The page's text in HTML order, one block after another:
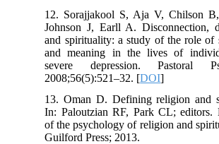
12. Sorajjakool S, Aja V, Chilson
Johnson J, Earll A. Disconnection,
and spirituality: a study of the role
and meaning in the lives of
severe depression. Pastoral
2008;56(5):521–32. [DOI
13. Oman D. Defining religion and
In: Paloutzian RF, Park CL; editors.
of the psychology of religion and
Guilford Press; 2013.